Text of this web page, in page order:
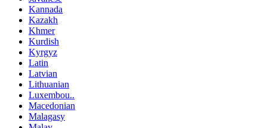
Kannada
Kazakh
Khmer
Kurdish
Kyrgyz
Latin
Latvian
Lithuanian
Luxembou..
Macedonian
Malagasy